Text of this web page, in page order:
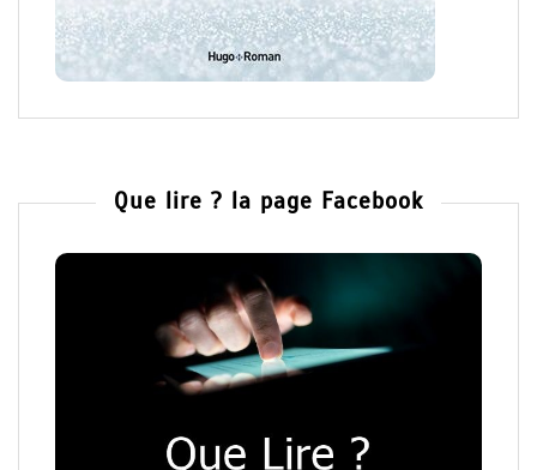
Que lire ? la page Facebook